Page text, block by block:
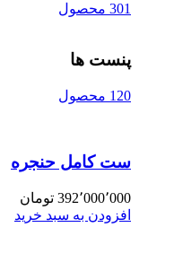
301 محصول
پنست ها
120 محصول
ست کامل حنجره
392٬000٬000 تومان
افزودن به سبد خرید